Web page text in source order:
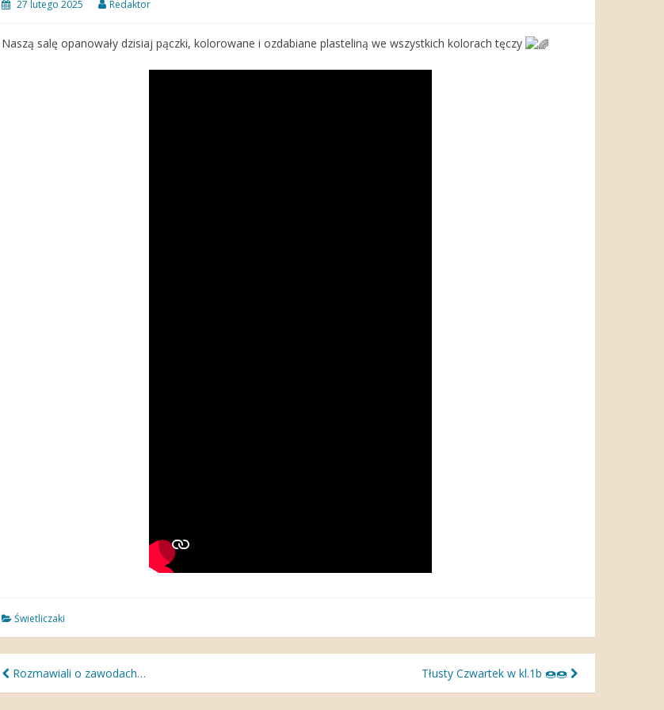
27 lutego 2025 Redaktor
Naszą salę opanowały dzisiaj pączki, kolorowane i ozdabiane plasteliną we wszystkich kolorach tęczy
Świetliczaki
Nawigacja
wpisu
Rozmawiali o zawodach… Tłusty Czwartek w kl.1b 🍩🍩